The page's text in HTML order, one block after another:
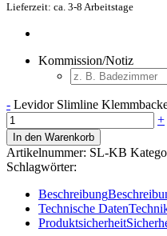
Lieferzeit: ca. 3-8 Arbeitstage
Kommission/Notiz
- Levidor Slimline
+
In den Warenkorb
Artikelnummer: SL-KB
Schlagwörter:
Beschreibung
Technische Daten
Produktsicherheit